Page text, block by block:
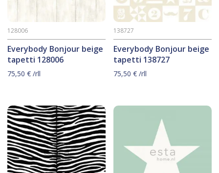
Everybody Bonjour beige
tapetti 128006
128006
75,50 € /rll
Everybody Bonjour beige
tapetti 138727
138727
75,50€ /rll